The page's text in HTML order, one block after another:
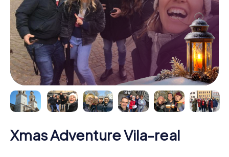
Xmas Adventure Vila-real